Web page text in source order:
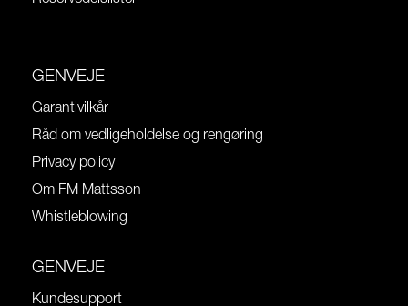
GENVEJE
Garantivilkår
Råd om vedligeholdelse og rengøring
Privacy policy
Om FM Mattsson
Whistleblowing
GENVEJE
Kundesupport